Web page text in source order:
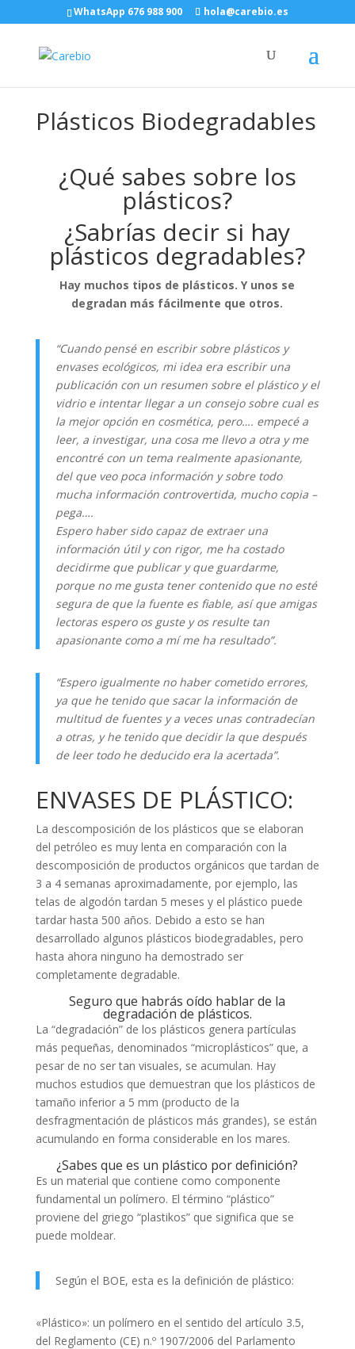
WhatsApp 676 988 900 hola@carebio.es
Plásticos Biodegradables
¿Qué sabes sobre los
plásticos?
¿Sabrías decir si hay
plásticos degradables?
Hay muchos tipos de plásticos. Y unos se
degradan más fácilmente que otros.
“Cuando pensé en escribir sobre plásticos y
envases ecológicos, mi idea era escribir una
publicación con un resumen sobre el plástico y el
vidrio e intentar llegar a un consejo sobre cual es
la mejor opción en cosmética, pero…. empecé a
leer, a investigar, una cosa me llevo a otra y me
encontré con un tema realmente apasionante,
del que veo poca información y sobre todo
mucha información controvertida, mucho copia –
pega….
Espero haber sido capaz de extraer una
información útil y con rigor, me ha costado
decidirme que publicar y que guardarme,
porque no me gusta tener contenido que no esté
segura de que la fuente es fiable, así que amigas
lectoras espero os guste y os resulte tan
apasionante como a mí me ha resultado”.
“Espero igualmente no haber cometido errores,
ya que he tenido que sacar la información de
multitud de fuentes y a veces unas contradecían
a otras, y he tenido que decidir la que después
de leer todo he deducido era la acertada”.
ENVASES DE PLÁSTICO:
La descomposición de los plásticos que se elaboran
del petróleo es muy lenta en comparación con la
descomposición de productos orgánicos que tardan de
3 a 4 semanas aproximadamente, por ejemplo, las
telas de algodón tardan 5 meses y el plástico puede
tardar hasta 500 años. Debido a esto se han
desarrollado algunos plásticos biodegradables, pero
hasta ahora ninguno ha demostrado ser
completamente degradable.
Seguro que habrás oído hablar de la
degradación de plásticos.
La “degradación” de los plásticos genera partículas
más pequeñas, denominados “microplásticos” que, a
pesar de no ser tan visuales, se acumulan. Hay
muchos estudios que demuestran que los plásticos de
tamaño inferior a 5 mm (producto de la
desfragmentación de plásticos más grandes), se están
acumulando en forma considerable en los mares.
¿Sabes que es un plástico por definición?
Es un material que contiene como componente
fundamental un polímero. El término “plástico”
proviene del griego “plastikos” que significa que se
puede moldear.
Según el BOE, esta es la definición de plástico:
«Plástico»: un polímero en el sentido del artículo 3.5,
del Reglamento (CE) n.º 1907/2006 del Parlamento